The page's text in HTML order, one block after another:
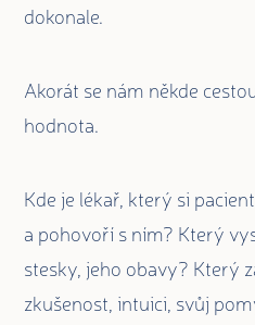
dokonale.
Akorát se nám někde
hodnota.
Kde je lékař, který si
a pohovoří s ním? Který
stesky, jeho obavy? Který
zkušenost, intuici, svůj